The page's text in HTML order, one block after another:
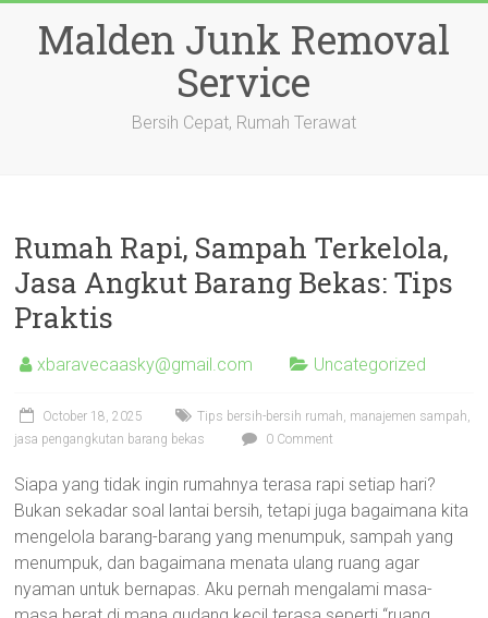
contentMalden Junk Removal
Service
Bersih Cepat, Rumah Terawat
Rumah Rapi, Sampah Terkelola,
Jasa Angkut Barang Bekas: Tips
Praktis
xbaravecaasky@gmail.com Uncategorized
October 18, 2025
Tips bersih-bersih rumah, manajemen sampah,
jasa pengangkutan barang bekas
0 Comment
Siapa yang tidak ingin rumahnya terasa rapi setiap hari?
Bukan sekadar soal lantai bersih, tetapi juga bagaimana kita
mengelola barang-barang yang menumpuk, sampah yang
menumpuk, dan bagaimana menata ulang ruang agar
nyaman untuk bernapas. Aku pernah mengalami masa-